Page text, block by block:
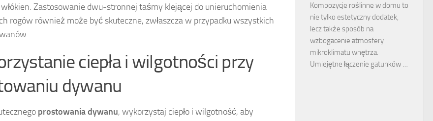
Zastosowanie dwu-stronnej taśmy klejącej do unieruchomienia
rogów również może być skuteczne, zwłaszcza w przypadku wszystkich
ciepła i wilgotności przy
dywanu
prostowania dywanu, wykorzystaj ciepło i wilgotność, aby
Kompozycje roślinne w domu to
nie tylko estetyczny dodatek,
lecz także sposób na
wzbogacenie atmosfery i
mikroklimatu wnętrza.
Umiejętne łączenie gatunków …